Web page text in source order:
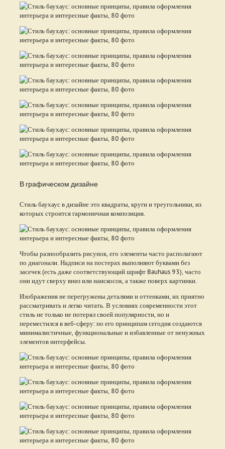
В графическом дизайне
Стиль баухаус в дизайне это квадраты, круги и треугольники, из
которых строится гармоничная композиция.
Чтобы разнообразить рисунок, его элементы часто располагают
по диагонали. Надписи на постерах выполняют буквами без
засечек (есть даже соответствующий шрифт Bauhaus 93), часто
они идут сверху вниз или наискосок, а также поверх картинки.
Изображения не перегружены деталями и оттенками, их приятно
рассматривать и легко читать. В условиях современности этот
стиль не только не потерял своей популярности, но и
переместился в веб-сферу: по его принципам сегодня создаются
минималистичные, функциональные и избавленные от ненужных
элементов интерфейсы.